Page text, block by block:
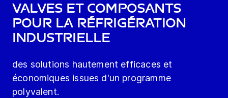
Valves et composants
pour la réfrigération
industrielle
des solutions hautement efficaces et
économiques issues d'un programme
polyvalent.